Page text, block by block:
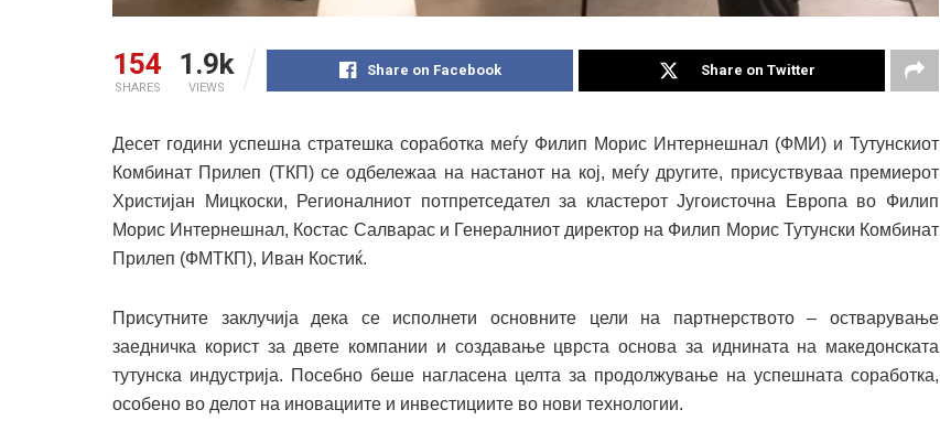
154
SHARES
1.9k
VIEWS
Share on Facebook Share on Twitter
Десет години успешна стратешка соработка меѓу Филип Морис Интернешнал (ФМИ) и Тутунскиот
Комбинат Прилеп (ТКП) се одбележаа на настанот на кој, меѓу другите, присуствуваa премиерот
Христијан Мицкоски, Регионалниот потпретседател за кластерот Југоисточна Европа во Филип
Морис Интернешнал, Костас Салварас и Генералниот директор на Филип Морис Тутунски Комбинат
Прилеп (ФМТКП), Иван Костиќ.
Присутните заклучија дека се исполнети основните цели на партнерството – остварување
заедничка корист за двете компании и создавање цврста основа за иднината на македонската
тутунска индустрија. Посебно беше нагласена целта за продолжување на успешната соработка,
особено во делот на иновациите и инвестициите во нови технологии.